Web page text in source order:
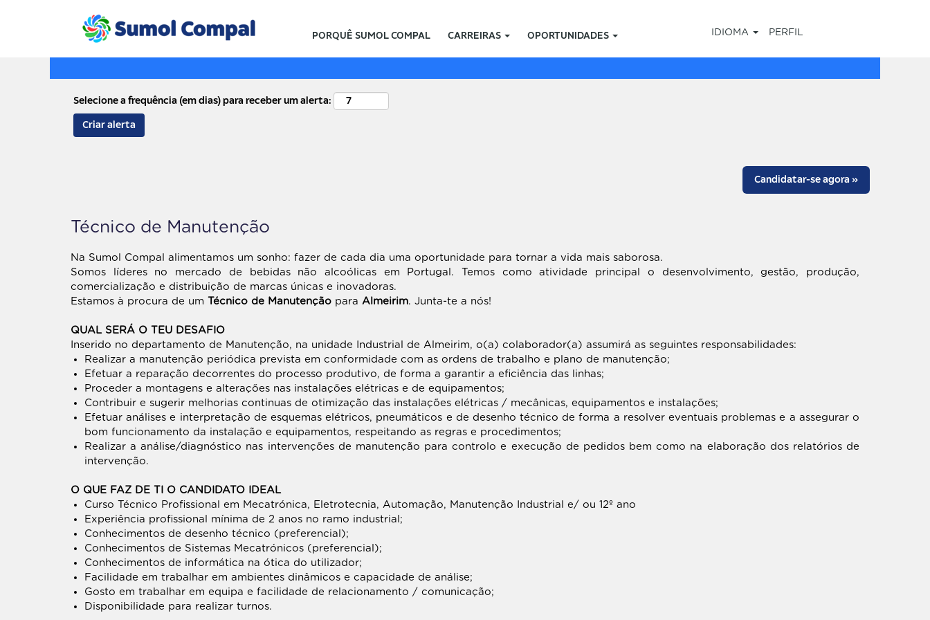
PORQUÊ SUMOL COMPAL CARREIRAS OPORTUNIDADES IDIOMA PERFIL
Palavra-Chave
Selecione a frequência (em dias) para receber um alerta:
Criar alerta
Candidatar-se agora »
Técnico de Manutenção
Na Sumol Compal alimentamos um sonho: fazer de cada dia uma oportunidade para tornar a vida mais saborosa.
Somos líderes no mercado de bebidas não alcoólicas em Portugal. Temos como atividade principal o desenvolvimento, gestão, produção,
comercialização e distribuição de marcas únicas e inovadoras.
Estamos à procura de um Técnico de Manutenção para Almeirim. Junta-te a nós!
QUAL SERÁ O TEU DESAFIO
Inserido no departamento de Manutenção, na unidade Industrial de Almeirim, o(a) colaborador(a) assumirá as seguintes responsabilidades:
Realizar a manutenção periódica prevista em conformidade com as ordens de trabalho e plano de manutenção;
Efetuar a reparação decorrentes do processo produtivo, de forma a garantir a eficiência das linhas;
Proceder a montagens e alterações nas instalações elétricas e de equipamentos;
Contribuir e sugerir melhorias continuas de otimização das instalações elétricas / mecânicas, equipamentos e instalações;
Efetuar análises e interpretação de esquemas elétricos, pneumáticos e de desenho técnico de forma a resolver eventuais problemas e a assegurar o
bom funcionamento da instalação e equipamentos, respeitando as regras e procedimentos;
Realizar a análise/diagnóstico nas intervenções de manutenção para controlo e execução de pedidos bem como na elaboração dos relatórios de
intervenção.
O QUE FAZ DE TI O CANDIDATO IDEAL
Curso Técnico Profissional em Mecatrónica, Eletrotecnia, Automação, Manutenção Industrial e/ ou 12º ano
Experiência profissional mínima de 2 anos no ramo industrial;
Conhecimentos de desenho técnico (preferencial);
Conhecimentos de Sistemas Mecatrónicos (preferencial);
Conhecimentos de informática na ótica do utilizador;
Facilidade em trabalhar em ambientes dinâmicos e capacidade de análise;
Gosto em trabalhar em equipa e facilidade de relacionamento / comunicação;
Disponibilidade para realizar turnos.